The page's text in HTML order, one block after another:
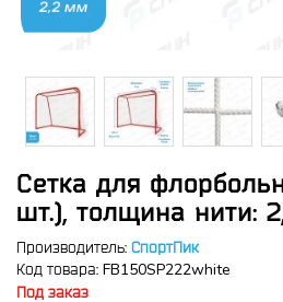
Сетка для
шт.), толщина нити:
Производитель: СпортПик
Код товара: FB150SP222white
Под заказ